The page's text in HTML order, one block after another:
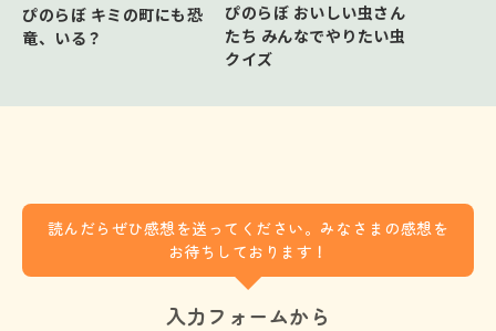
ぴのらぼ キミの町にも恐
竜、いる？
ぴのらぼ おいしい虫さん
たち みんなでやりたい虫
クイズ
読んだらぜひ感想を送ってください。みなさまの感想を
お待ちしております！
入力フォームから